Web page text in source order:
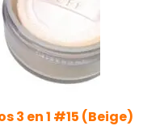
3 en 1 #15 (Beige)